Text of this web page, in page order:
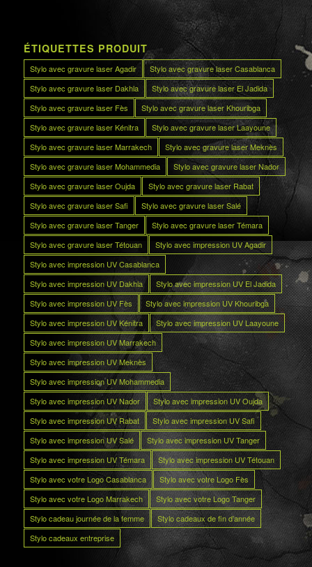
ÉTIQUETTES PRODUIT
Stylo avec gravure laser Agadir
Stylo avec gravure laser Casablanca
Stylo avec gravure laser Dakhla
Stylo avec gravure laser El Jadida
Stylo avec gravure laser Fès
Stylo avec gravure laser Khouribga
Stylo avec gravure laser Kénitra
Stylo avec gravure laser Laayoune
Stylo avec gravure laser Marrakech
Stylo avec gravure laser Meknès
Stylo avec gravure laser Mohammedia
Stylo avec gravure laser Nador
Stylo avec gravure laser Oujda
Stylo avec gravure laser Rabat
Stylo avec gravure laser Safi
Stylo avec gravure laser Salé
Stylo avec gravure laser Tanger
Stylo avec gravure laser Témara
Stylo avec gravure laser Tétouan
Stylo avec impression UV Agadir
Stylo avec impression UV Casablanca
Stylo avec impression UV Dakhla
Stylo avec impression UV El Jadida
Stylo avec impression UV Fès
Stylo avec impression UV Khouribga
Stylo avec impression UV Kénitra
Stylo avec impression UV Laayoune
Stylo avec impression UV Marrakech
Stylo avec impression UV Meknès
Stylo avec impression UV Mohammedia
Stylo avec impression UV Nador
Stylo avec impression UV Oujda
Stylo avec impression UV Rabat
Stylo avec impression UV Safi
Stylo avec impression UV Salé
Stylo avec impression UV Tanger
Stylo avec impression UV Témara
Stylo avec impression UV Tétouan
Stylo avec votre Logo Casablanca
Stylo avec votre Logo Fès
Stylo avec votre Logo Marrakech
Stylo avec votre Logo Tanger
Stylo cadeau journée de la femme
Stylo cadeaux de fin d’année
Stylo cadeaux entreprise